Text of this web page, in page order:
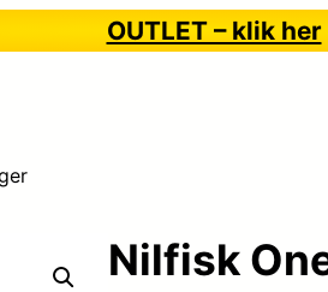
OUTLET – klik her
Nilfisk